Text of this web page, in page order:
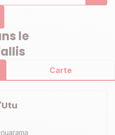
le
Carte